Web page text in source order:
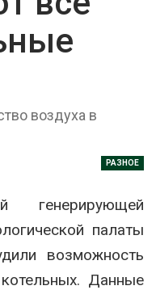
воздуха в
РАЗНОЕ
генерирующей
палаты
возможность
Данные